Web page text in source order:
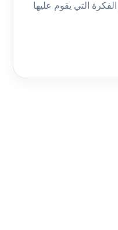
التي يقوم عليها